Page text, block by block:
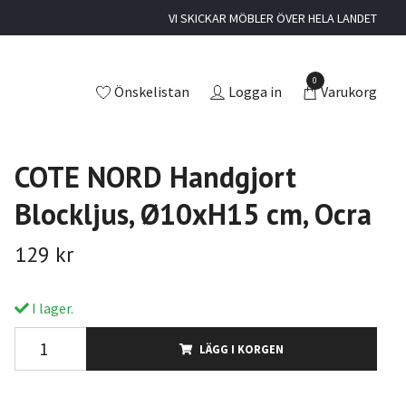
VI SKICKAR MÖBLER ÖVER HELA LANDET
Önskelistan Logga in
0
Varukorg
COTE NORD Handgjort
Blockljus, Ø10xH15 cm, Ocra
129 kr
I lager.
LÄGG I KORGEN